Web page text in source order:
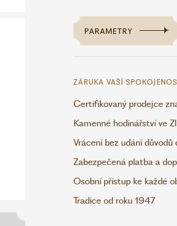
PARAMETRY
ZÁRUKA VAŠÍ
Certifikovaný prodejce
Kamenné hodinářství ve
Vrácení bez udání důvodů
Zabezpečená platba a
Osobní přístup ke každé
Tradice od roku 1947